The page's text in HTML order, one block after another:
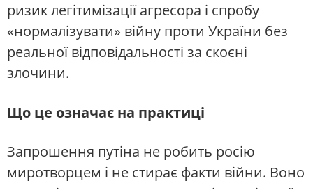
ризик легітимізації агресора і спробу
«нормалізувати» війну проти України без
реальної відповідальності за скоєні
злочини.
Що це означає на практиці
Запрошення путіна не робить росію
миротворцем і не стирає факти війни. Воно